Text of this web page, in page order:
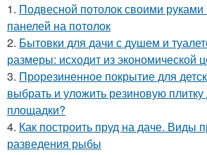
1. Подвесной потолок своими
панелей на потолок
2. Бытовки для дачи с душем и
размеры: исходит из экономической
3. Прорезиненное покрытие для
выбрать и уложить резиновую плитку
площадки?
4. Как построить пруд на даче. Виды
разведения рыбы